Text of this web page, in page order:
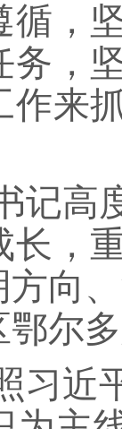
循，
务，
作来
记高
长，
向
鄂尔
习近